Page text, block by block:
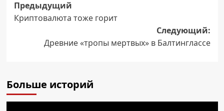
Навигация
записи
Предыдущий
Криптовалюта тоже горит
Следующий:
Древние «тропы мертвых» в Балтинглассе
Больше историй